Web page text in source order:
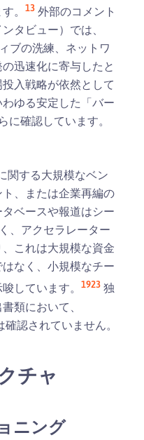
。 13 外部のコメント
タビュー）では、
ブの洗練、ネットワ
迅速化に寄与したと
入戦略が依然として
ゆる安定した「バー
に確認しています。
関する大規模なベン
、または企業再編の
ベースや報道はシー
、アクセラレーター
これは大規模な資金
なく、小規模なチー
しています。 1923 独
類において、
認されていません。
チャ
ニング